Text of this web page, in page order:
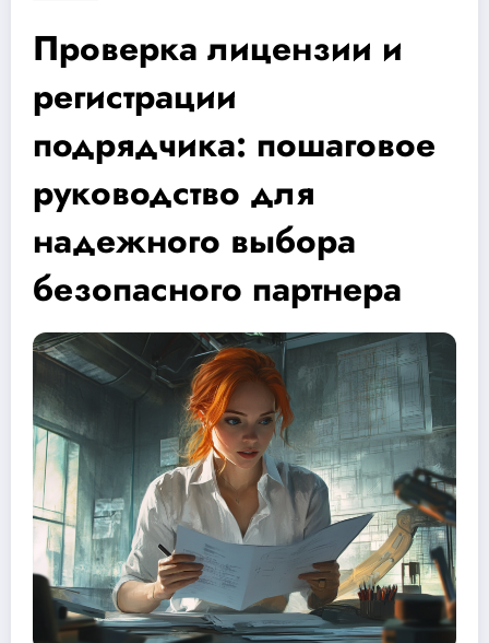
Проверка лицензии и
регистрации
подрядчика: пошаговое
руководство для
надежного выбора
безопасного партнера